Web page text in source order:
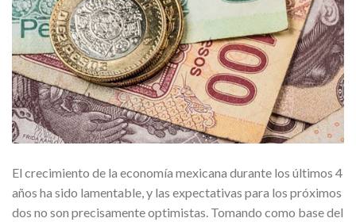
El crecimiento de la economía mexicana durante los últimos 4
años ha sido lamentable, y las expectativas para los próximos
dos no son precisamente optimistas. Tomando como base del